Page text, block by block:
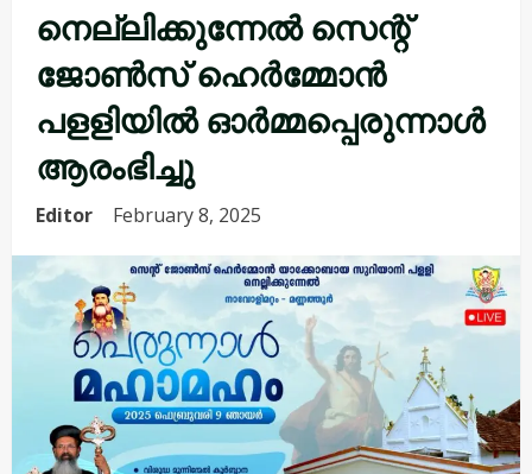
നെല്ലിക്കുന്നേൽ സെന്റ്
ജോൺസ് ഹെർമ്മോൻ
പളളിയിൽ ഓർമ്മപ്പെരുന്നാൾ
ആരംഭിച്ചു
Editor February 8, 2025